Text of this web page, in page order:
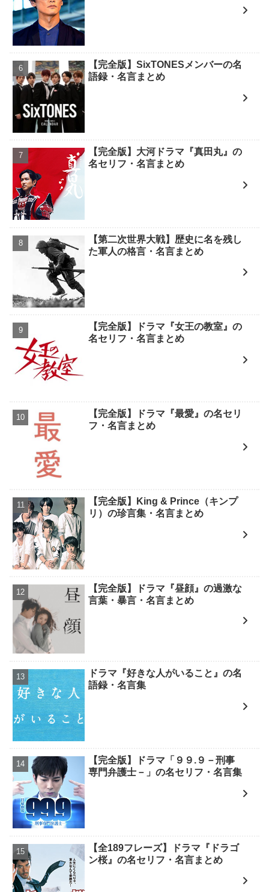
【完全版】SixTONESメンバーの名
語録・名言まとめ
【完全版】大河ドラマ『真田丸』の
名セリフ・名言まとめ
【第二次世界大戦】歴史に名を残し
た軍人の格言・名言まとめ
【完全版】ドラマ『女王の教室』の
名セリフ・名言まとめ
【完全版】ドラマ『最愛』の名セリ
フ・名言まとめ
【完全版】King & Prince（キンプ
リ）の珍言集・名言まとめ
【完全版】ドラマ『昼顔』の過激な
言葉・暴言・名言まとめ
ドラマ『好きな人がいること』の名
語録・名言集
【完全版】ドラマ「９９.９－刑事
専門弁護士－」の名セリフ・名言集
【全189フレーズ】ドラマ『ドラゴ
ン桜』の名セリフ・名言まとめ